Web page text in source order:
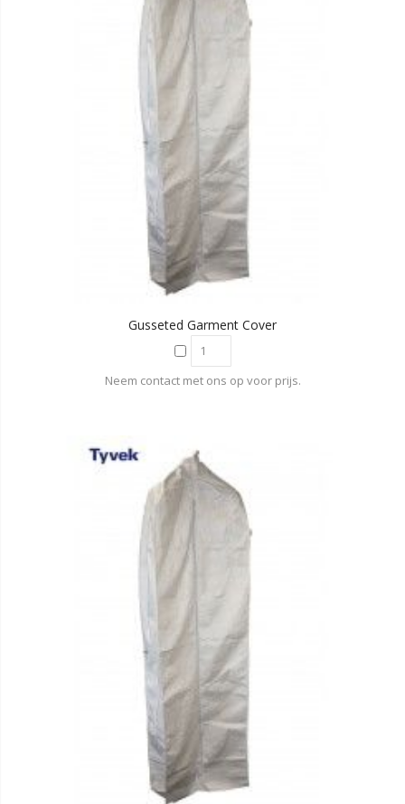
Gusseted Garment Cover
Neem contact met ons op voor prijs.